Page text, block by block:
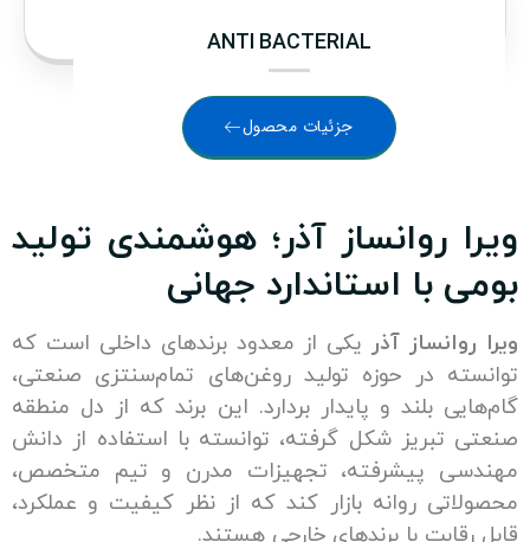
ANTI BACTERIAL
جزئیات محصول
روانساز آذر؛ هوشمندی تولید
با استاندارد جهانی
آذریکی از معدود برندهای داخلی است که
در حوزه تولید روغن‌های تمام‌سنتزی صنعتی،
بلند و پایدار بردارد. این برند که از دل منطقه
شکل گرفته، توانسته با استفاده از دانش
پیشرفته، تجهیزات مدرن و تیم متخصص،
روانه بازار کند که از نظر کیفیت و عملکرد،
با برندهای خارجی هستند.